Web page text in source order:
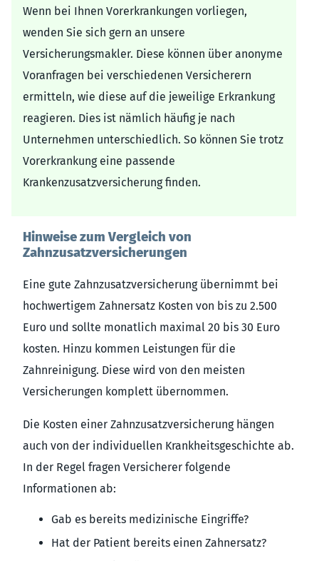
Wenn bei Ihnen Vorerkrankungen vorliegen,
wenden Sie sich gern an unsere
Versicherungsmakler. Diese können über anonyme
Voranfragen bei verschiedenen Versicherern
ermitteln, wie diese auf die jeweilige Erkrankung
reagieren. Dies ist nämlich häufig je nach
Unternehmen unterschiedlich. So können Sie trotz
Vorerkrankung eine passende
Krankenzusatzversicherung finden.
Hinweise zum Vergleich von
Zahnzusatzversicherungen
Eine gute Zahnzusatzversicherung übernimmt bei
hochwertigem Zahnersatz Kosten von bis zu 2.500
Euro und sollte monatlich maximal 20 bis 30 Euro
kosten. Hinzu kommen Leistungen für die
Zahnreinigung. Diese wird von den meisten
Versicherungen komplett übernommen.
Die Kosten einer Zahnzusatzversicherung hängen
auch von der individuellen Krankheitsgeschichte ab.
In der Regel fragen Versicherer folgende
Informationen ab:
Gab es bereits medizinische Eingriffe?
Hat der Patient bereits einen Zahnersatz?